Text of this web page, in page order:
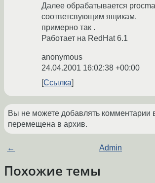
Далее обрабатывается
соответсвующим ящикам.
примерно так .
Работает на RedHat 6.1
anonymous
24.04.2001 16:02:38 +00:00
Ссылка
Вы не можете добавлять комментарии
перемещена в архив.
← Admin
Похожие темы